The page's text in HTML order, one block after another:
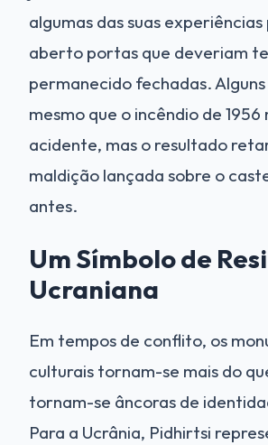
algumas das suas
aberto portas que deveriam
permanecido fechadas.
mesmo que o incêndio de 1956
acidente, mas o resultado
maldição lançada sobre o
antes.
Um Símbolo de
Ucraniana
Em tempos de conflito, os
culturais tornam-se mais do
tornam-se âncoras de
Para a Ucrânia, Pidhirtsi